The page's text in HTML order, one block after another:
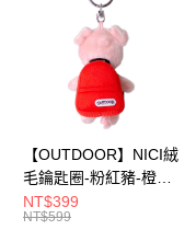
3 期 0 利率 每期
合作金庫商業銀行
華南商業銀行
上海商業儲蓄銀行
國泰世華商業銀行
匯豐（台灣）商業銀行
聯邦商業銀行
元大商業銀行
6 期 0 利率 每期
合作金庫商業銀行
華南商業銀行
上海商業儲蓄銀行
國泰世華商業銀行
臺灣中小企業銀行
匯豐（台灣）商業銀行
聯邦商業銀行
超商取貨付款
Apple Pay
街口支付
【OUTDOOR】NICI絨
毛鑰匙圈-粉紅豬-橙色
OD90138OG
NT$399
NT$599